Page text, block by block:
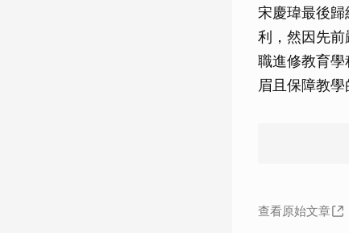
宋慶瑋最後
利，然因先
職進修教育
眉且保障教學
查看原始文章